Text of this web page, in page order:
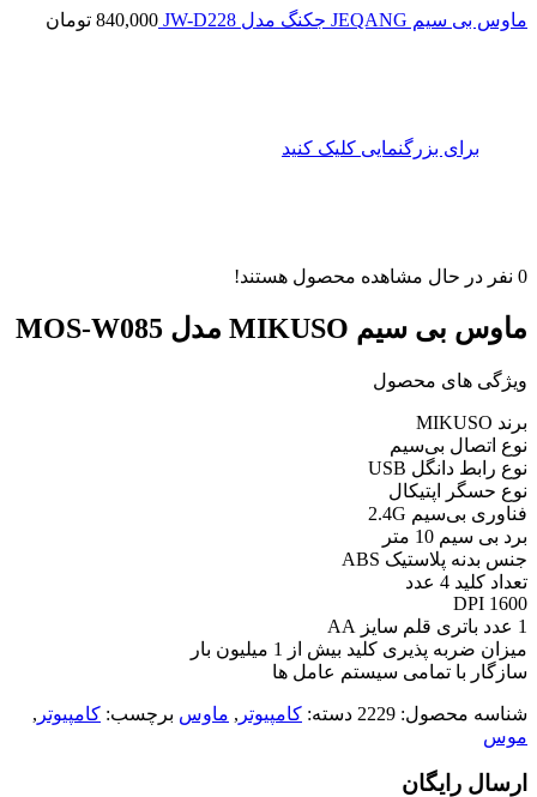
ماوس بی سیم JEQANG جکنگ مدل JW-D228 840,000 تومان
برای بزرگنمایی کلیک کنید
0 نفر در حال مشاهده محصول هستند!
ماوس بی سیم MIKUSO مدل MOS-W085
ویژگی های محصول
برند MIKUSO
نوع اتصال بی‌سیم
نوع رابط دانگل USB
نوع حسگر اپتیکال
فناوری بی‌سیم 2.4G
برد بی سیم 10 متر
جنس بدنه پلاستیک ABS
تعداد کلید 4 عدد
1600 DPI
1 عدد باتری قلم سایز AA
میزان ضربه پذیری کلید بیش از 1 میلیون بار
سازگار با تمامی سیستم عامل ها
شناسه محصول: 2229 دسته: کامپیوتر , ماوس برچسب: کامپیوتر ,
موس
ارسال رایگان